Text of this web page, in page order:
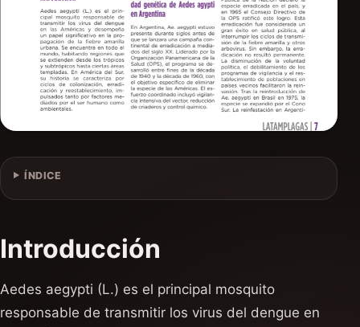
ÍNDICE
Introducción
Aedes aegypti (L.) es el principal mosquito
responsable de transmitir los virus del dengue en